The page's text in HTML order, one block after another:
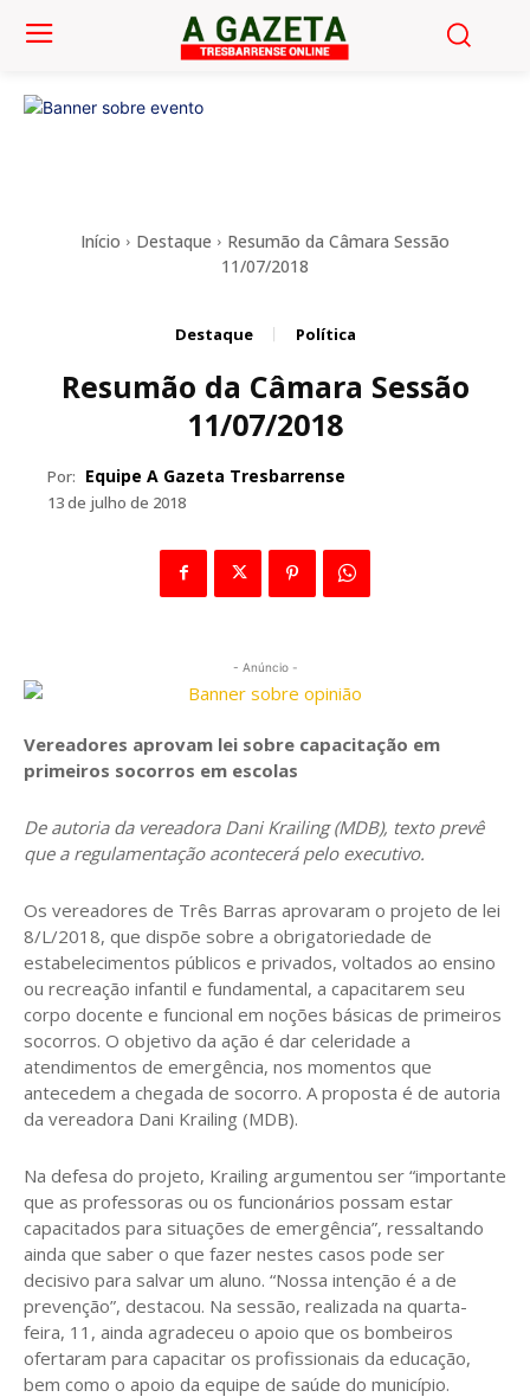
Início Destaque
Resumão da Câmara Sessão
11/07/2018
Destaque Política
Resumão da Câmara Sessão
11/07/2018
Por: Equipe A Gazeta Tresbarrense
13 de julho de 2018
- Anúncio -
Vereadores aprovam lei sobre capacitação em
primeiros socorros em escolas
De autoria da vereadora Dani Krailing (MDB), texto prevê
que a regulamentação acontecerá pelo executivo.
Os vereadores de Três Barras aprovaram o projeto de lei
8/L/2018, que dispõe sobre a obrigatoriedade de
estabelecimentos públicos e privados, voltados ao ensino
ou recreação infantil e fundamental, a capacitarem seu
corpo docente e funcional em noções básicas de primeiros
socorros. O objetivo da ação é dar celeridade a
atendimentos de emergência, nos momentos que
antecedem a chegada de socorro. A proposta é de autoria
da vereadora Dani Krailing (MDB).
Na defesa do projeto, Krailing argumentou ser “importante
que as professoras ou os funcionários possam estar
capacitados para situações de emergência”, ressaltando
ainda que saber o que fazer nestes casos pode ser
decisivo para salvar um aluno. “Nossa intenção é a de
prevenção”, destacou. Na sessão, realizada na quarta-
feira, 11, ainda agradeceu o apoio que os bombeiros
ofertaram para capacitar os profissionais da educação,
bem como o apoio da equipe de saúde do município.